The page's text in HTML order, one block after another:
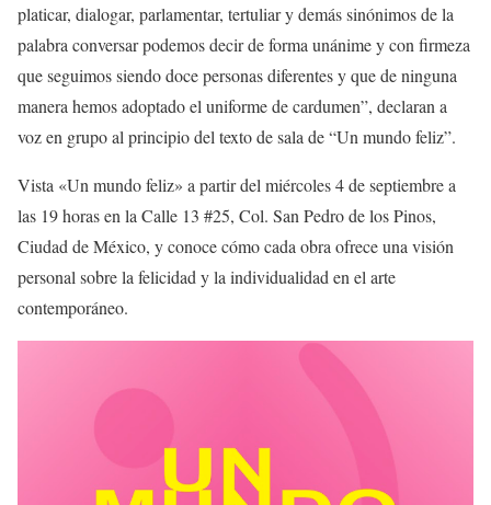
platicar, dialogar, parlamentar, tertuliar y demás sinónimos de la
palabra conversar podemos decir de forma unánime y con firmeza
que seguimos siendo doce personas diferentes y que de ninguna
manera hemos adoptado el uniforme de cardumen”, declaran a
voz en grupo al principio del texto de sala de “Un mundo feliz”.
Vista «Un mundo feliz» a partir del miércoles 4 de septiembre a
las 19 horas en la Calle 13 #25, Col. San Pedro de los Pinos,
Ciudad de México, y conoce cómo cada obra ofrece una visión
personal sobre la felicidad y la individualidad en el arte
contemporáneo.